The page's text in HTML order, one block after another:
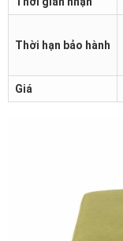
Thời hạn bảo hành
Giá